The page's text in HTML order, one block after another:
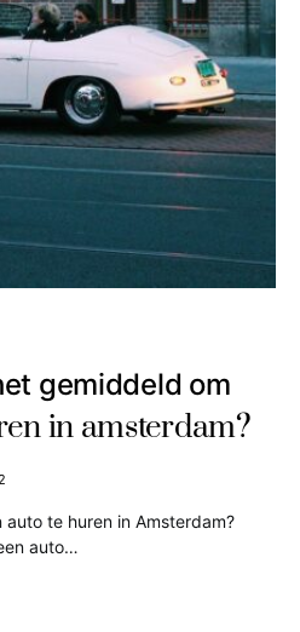
gemiddeld om
in amsterdam?
te huren in Amsterdam?
auto…